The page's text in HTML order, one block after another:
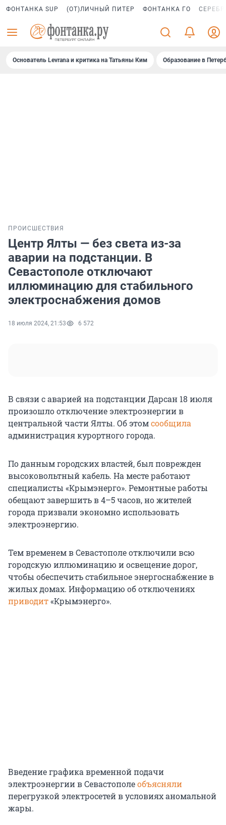
ФОНТАНКА SUP (ОТ)ЛИЧНЫЙ ПИТЕР ФОНТАНКА ГО
Основатель Levrana и критика на Татьяны Ким Образование в
ПРОИСШЕСТВИЯ
Центр Ялты — без света из-за
аварии на подстанции. В
Севастополе отключают
иллюминацию для стабильного
электроснабжения домов
18 июля 2024, 21:53 6 572
В связи с аварией на подстанции Дарсан 18 июля
произошло отключение электроэнергии в
центральной части Ялты. Об этомсообщила
администрация курортного города.
По данным городских властей, был поврежден
высоковольтный кабель. На месте работают
специалисты «Крымэнерго». Ремонтные работы
обещают завершить в 4–5 часов, но жителей
города призвали экономно использовать
электроэнергию.
Тем временем в Севастополе отключили всю
городскую иллюминацию и освещение дорог,
чтобы обеспечить стабильное энергоснабжение в
жилых домах. Информацию об отключениях
приводит«Крымэнерго».
Введение графика временной подачи
электроэнергии в Севастополеобъясняли
перегрузкой электросетей в условиях аномальной
жары.